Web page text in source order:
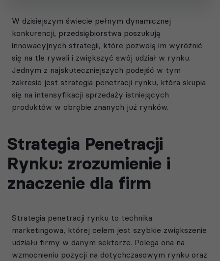
W dzisiejszym świecie pełnym dynamicznej
konkurencji, przedsiębiorstwa poszukują
innowacyjnych strategii, które pozwolą im wyróżnić
się na tle rywali i zwiększyć swój udział w rynku.
Jednym z najskuteczniejszych podejść w tym
zakresie jest strategia penetracji rynku, która skupia
się na intensyfikacji sprzedaży istniejących
produktów w obrębie znanych już rynków.
Strategia Penetracji
Rynku: zrozumienie i
znaczenie dla firm
Strategia penetracji rynku to technika
marketingowa, której celem jest szybkie zwiększenie
udziału firmy w danym sektorze. Polega ona na
wzmocnieniu pozycji na dotychczasowym rynku oraz